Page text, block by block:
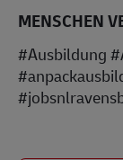
MENSCHEN
#Ausbildung